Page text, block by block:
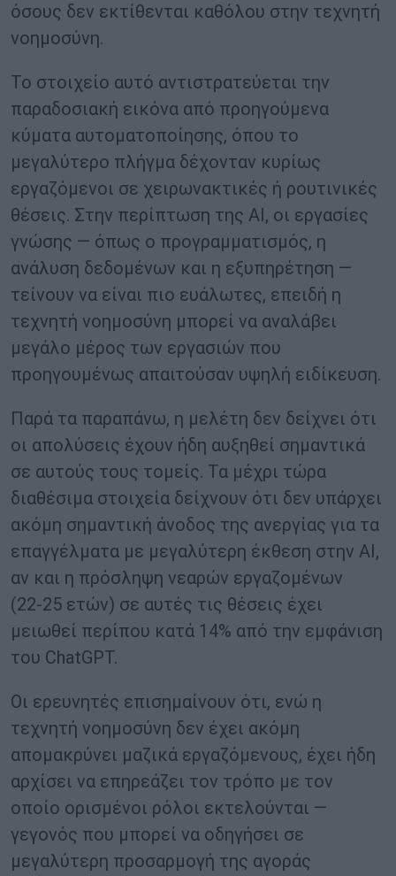
όσους δεν εκτίθενται καθόλου στην τεχνητή
νοημοσύνη.
Το στοιχείο αυτό αντιστρατεύεται την
παραδοσιακή εικόνα από προηγούμενα
κύματα αυτοματοποίησης, όπου το
μεγαλύτερο πλήγμα δέχονταν κυρίως
εργαζόμενοι σε χειρωνακτικές ή ρουτινικές
θέσεις. Στην περίπτωση της AI, οι εργασίες
γνώσης — όπως ο προγραμματισμός, η
ανάλυση δεδομένων και η εξυπηρέτηση —
τείνουν να είναι πιο ευάλωτες, επειδή η
τεχνητή νοημοσύνη μπορεί να αναλάβει
μεγάλο μέρος των εργασιών που
προηγουμένως απαιτούσαν υψηλή ειδίκευση.
Παρά τα παραπάνω, η μελέτη δεν δείχνει ότι
οι απολύσεις έχουν ήδη αυξηθεί σημαντικά
σε αυτούς τους τομείς. Τα μέχρι τώρα
διαθέσιμα στοιχεία δείχνουν ότι δεν υπάρχει
ακόμη σημαντική άνοδος της ανεργίας για τα
επαγγέλματα με μεγαλύτερη έκθεση στην AI,
αν και η πρόσληψη νεαρών εργαζομένων
(22‑25 ετών) σε αυτές τις θέσεις έχει
μειωθεί περίπου κατά 14% από την εμφάνιση
του ChatGPT.
Οι ερευνητές επισημαίνουν ότι, ενώ η
τεχνητή νοημοσύνη δεν έχει ακόμη
απομακρύνει μαζικά εργαζόμενους, έχει ήδη
αρχίσει να επηρεάζει τον τρόπο με τον
οποίο ορισμένοι ρόλοι εκτελούνται —
γεγονός που μπορεί να οδηγήσει σε
μεγαλύτερη προσαρμογή της αγοράς